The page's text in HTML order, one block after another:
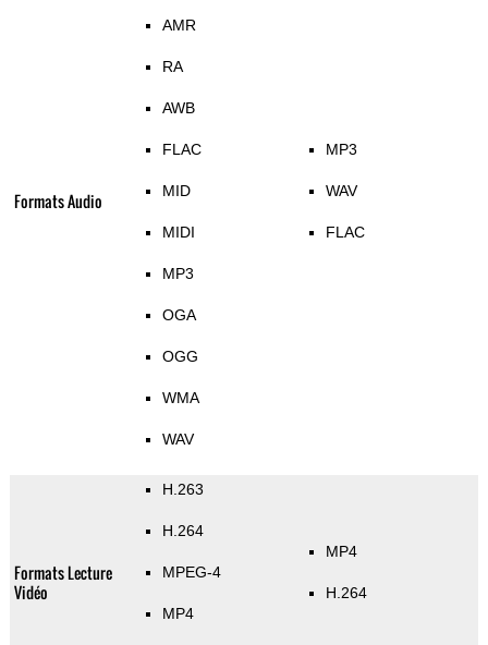
Formats Audio
AMR
RA
AWB
FLAC
MID
MIDI
MP3
OGA
OGG
WMA
WAV
MP3
WAV
FLAC
Formats Lecture
Vidéo
H.263
H.264
MPEG-4
MP4
MP4
H.264